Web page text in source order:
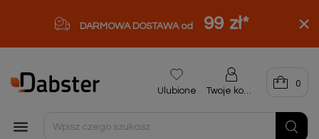
DARMOWA DOSTAWA od 99 zł*

Ulubione Twoje konto
0